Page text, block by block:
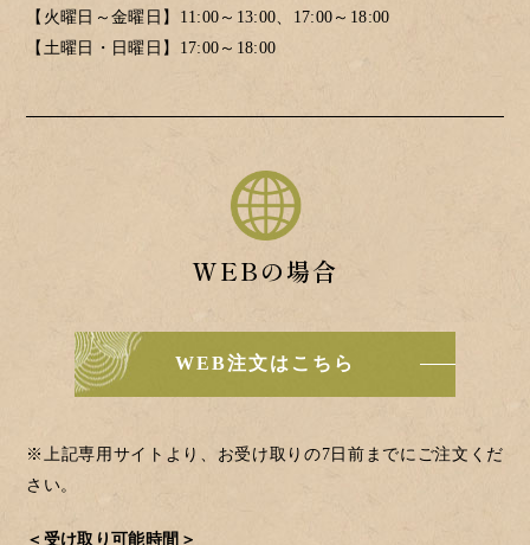
【火曜日～金曜日】11:00～13:00、17:00～18:00
【土曜日・日曜日】17:00～18:00
WEBの場合
WEB注文はこちら
※上記専用サイトより、お受け取りの7日前までにご注文くだ
さい。
＜受け取り可能時間＞